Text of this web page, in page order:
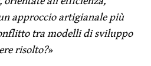
approccio artigianale più
tra modelli di sviluppo
risolto?»